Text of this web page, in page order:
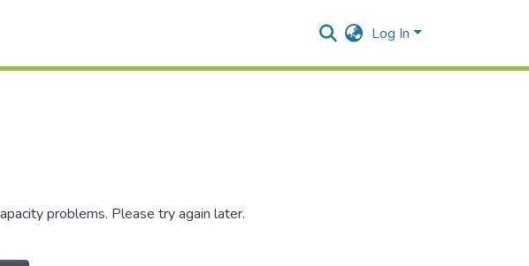
Log In
problems. Please try again later.